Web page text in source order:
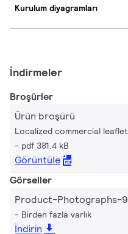
Kurulum diyagramları
İndirmeler
Broşürler
Ürün broşürü
Localized commercial
pdf 381.4 kB
Görüntüle
Görseller
Product-Photographs-
Birden fazla varlık
İndirin